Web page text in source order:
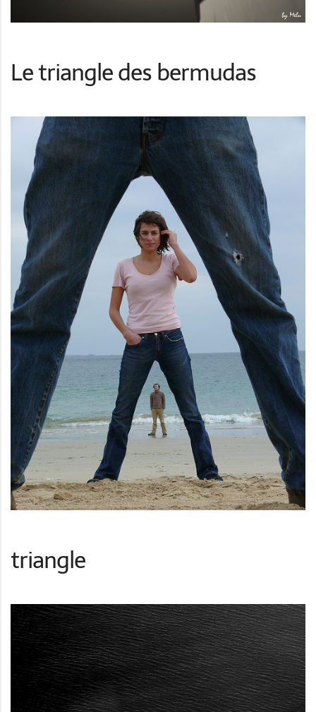
Le triangle des bermudas
triangle